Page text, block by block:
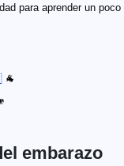
para aprender un poco
🐐
embarazo